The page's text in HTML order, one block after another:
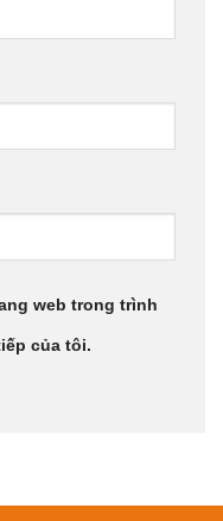
web trong trình
của tôi.